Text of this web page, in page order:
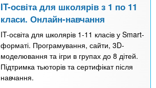
IT-освіта для школярів з 1 по 11
класи. Онлайн-навчання
IT-освіта для школярів 1-11 класів у Smart-
форматі. Програмування, сайти, 3D-
моделювання та ігри в групах до 8 дітей.
Підтримка тьюторів та сертифікат після
навчання.